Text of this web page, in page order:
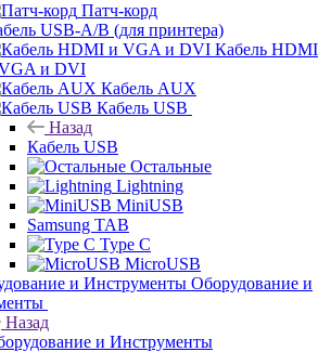
Патч-корд
USB-A/B (для принтера)
Кабель HDMI
и DVI
Кабель AUX
Кабель USB
Назад
Кабель USB
Остальные
Lightning
MiniUSB
Samsung TAB
Type C
MicroUSB
Оборудование и
Назад
и Инструменты